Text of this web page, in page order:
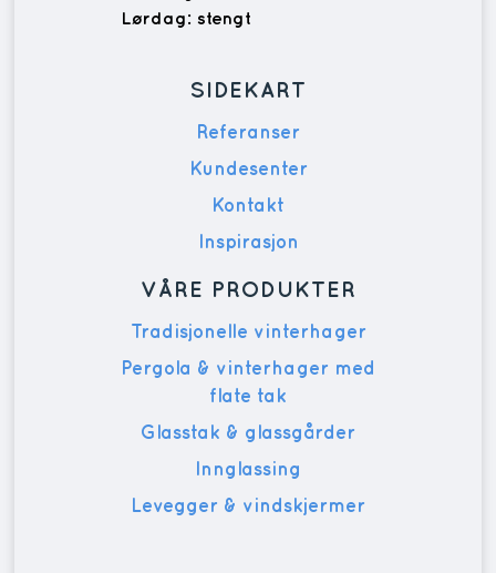
Lørdag: stengt
SIDEKART
Referanser
Kundesenter
Kontakt
Inspirasjon
VÅRE PRODUKTER
Tradisjonelle vinterhager
Pergola & vinterhager med
flate tak
Glasstak & glassgårder
Innglassing
Levegger & vindskjermer